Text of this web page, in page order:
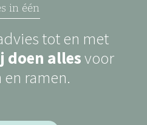
in één
tot en met
doen allesvoor
ramen.